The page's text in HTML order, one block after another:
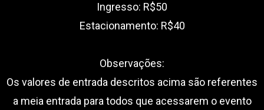
Ingresso: R$50
Estacionamento: R$40
Observações:
Os valores de entrada descritos acima são referentes
a meia entrada para todos que acessarem o evento